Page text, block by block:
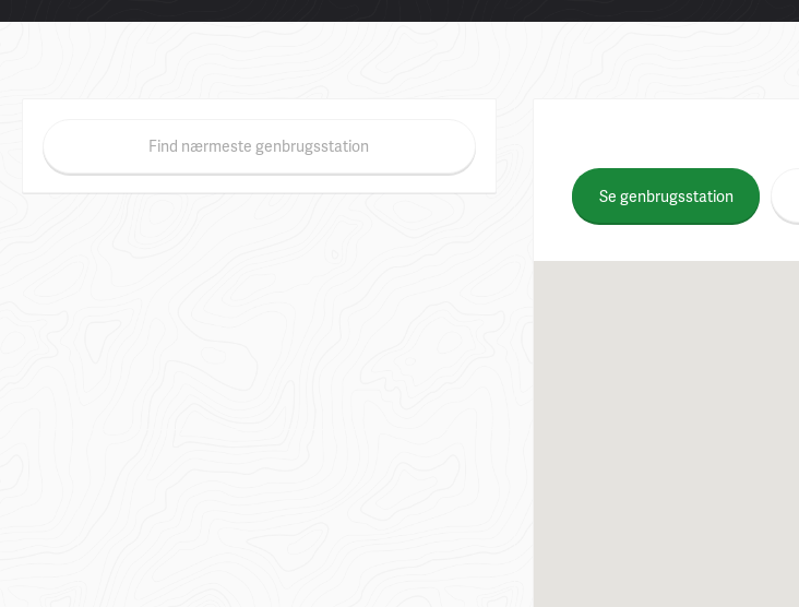
Find nærmeste genbrugsstation
Se genbrugsstation